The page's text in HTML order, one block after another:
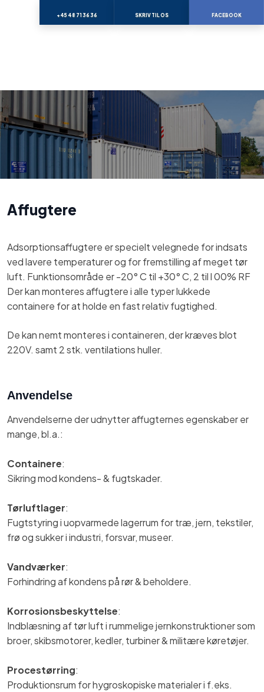
+45 48 71 36 36 SKRIV TIL OS FACEBOOK
Affugtere
Adsorptionsaffugtere er specielt velegnede for indsats
ved lavere temperaturer og for fremstilling af meget tør
luft. Funktionsområde er -20° C til +30° C, 2 til l 00% RF​
​Der kan monteres affugtere i alle typer lukkede
containere for at holde en fast relativ fugtighed.
​De kan nemt monteres i containeren, der kræves blot
220V. samt 2 stk. ventilations huller.​
Anvendelse
Anvendelserne der udnytter affugternes egenskaber er
mange, bl.a.:
Containere:
Sikring mod kondens- & fugtskader.
Tørluftlager:
Fugtstyring i uopvarmede lagerrum for træ, jern, tekstiler,
frø og sukker i industri, forsvar, museer.
Vandværker:
Forhindring af kondens på rør & beholdere.
Korrosionsbeskyttelse:
Indblæsning af tør luft i rummelige jernkonstruktioner som
broer, skibsmotorer, kedler, turbiner & militære køretøjer.
Procestørring:
Produktionsrum for hygroskopiske materialer i f.eks.